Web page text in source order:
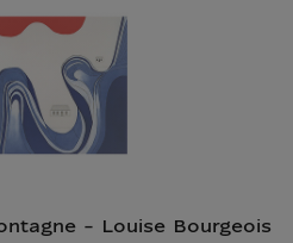
- Louise Bourgeois